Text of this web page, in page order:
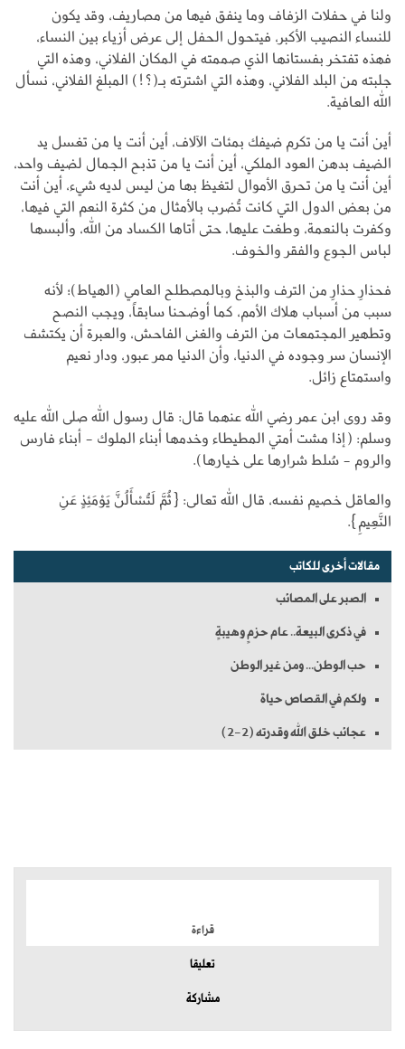
ولنا في حفلات الزفاف وما ينفق فيها من مصاريف، وقد يكون
للنساء النصيب الأكبر، فيتحول الحفل إلى عرض أزياء بين النساء،
فهذه تفتخر بفستانها الذي صممته في المكان الفلاني، وهذه التي
جلبته من البلد الفلاني، وهذه التي اشترته بـ(؟!) المبلغ الفلاني، نسأل
الله العافية.
أين أنت يا من تكرم ضيفك بمئات الآلاف، أين أنت يا من تغسل يد
الضيف بدهن العود الملكي، أين أنت يا من تذبح الجمال لضيف واحد،
أين أنت يا من تحرق الأموال لتغيظ بها من ليس لديه شيء، أين أنت
من بعض الدول التي كانت تُضرب بالأمثال من كثرة النعم التي فيها،
وكفرت بالنعمة، وطغت عليها، حتى أتاها الكساد من الله، وألبسها
لباس الجوع والفقر والخوف.
فحذارِ حذارِ من الترف والبذخ وبالمصطلح العامي (الهياط)؛ لأنه
سبب من أسباب هلاك الأمم، كما أوضحنا سابقاً، ويجب النصح
وتطهير المجتمعات من الترف والغنى الفاحش، والعبرة أن يكتشف
الإنسان سر وجوده في الدنيا، وأن الدنيا ممر عبور، ودار نعيم
واستمتاع زائل.
وقد روى ابن عمر رضي الله عنهما قال: قال رسول الله صلى الله عليه
وسلم: (إذا مشت أمتي المطيطاء وخدمها أبناء الملوك - أبناء فارس
والروم - سُلط شرارها على خيارها).
والعاقل خصيم نفسه، قال الله تعالى: {ثُمَّ لَتُسْأَلُنَّ يَوْمَئِذٍ عَنِ
النَّعِيمِ}.
مقالات أخرى للكاتب
الصبر على المصائب
في ذكرى البيعة.. عام حزمٍ وهيبةٍ
حب الوطن... ومن غير الوطن
ولكم في القصاص حياة
عجائب خلق الله وقدرته (2-2)
قراءة
تعليقا
مشاركة